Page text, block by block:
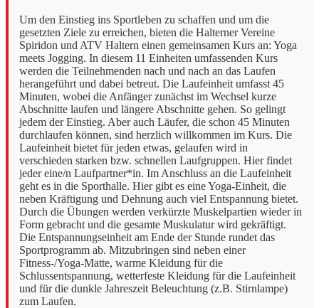
Um den Einstieg ins Sportleben zu schaffen und um die
gesetzten Ziele zu erreichen, bieten die Halterner Vereine
Spiridon und ATV Haltern einen gemeinsamen Kurs an: Yoga
meets Jogging. In diesem 11 Einheiten umfassenden Kurs
werden die Teilnehmenden nach und nach an das Laufen
herangeführt und dabei betreut. Die Laufeinheit umfasst 45
Minuten, wobei die Anfänger zunächst im Wechsel kurze
Abschnitte laufen und längere Abschnitte gehen. So gelingt
jedem der Einstieg. Aber auch Läufer, die schon 45 Minuten
durchlaufen können, sind herzlich willkommen im Kurs. Die
Laufeinheit bietet für jeden etwas, gelaufen wird in
verschieden starken bzw. schnellen Laufgruppen. Hier findet
jeder eine/n Laufpartner*in. Im Anschluss an die Laufeinheit
geht es in die Sporthalle. Hier gibt es eine Yoga-Einheit, die
neben Kräftigung und Dehnung auch viel Entspannung bietet.
Durch die Übungen werden verkürzte Muskelpartien wieder in
Form gebracht und die gesamte Muskulatur wird gekräftigt.
Die Entspannungseinheit am Ende der Stunde rundet das
Sportprogramm ab. Mitzubringen sind neben einer
Fitness-/Yoga-Matte, warme Kleidung für die
Schlussentspannung, wetterfeste Kleidung für die Laufeinheit
und für die dunkle Jahreszeit Beleuchtung (z.B. Stirnlampe)
zum Laufen.